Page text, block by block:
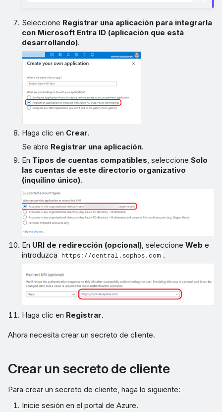
Seleccione Registrar una aplicación para integrarla
con Microsoft Entra ID (aplicación que está
desarrollando).
Haga clic en Crear.
Se abre Registrar una aplicación.
En Tipos de cuentas compatibles, seleccioneSolo
las cuentas de este directorio organizativo
(inquilino único).
En URI de redirección (opcional) , seleccioneWeb e
introduzca https://central.sophos.com .
Haga clic en Registrar.
Ahora necesita crear un secreto de cliente.
Crear un secreto de cliente
Para crear un secreto de cliente, haga lo siguiente:
Inicie sesión en el portal de Azure.